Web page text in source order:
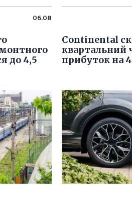
06.08
до 4,5
Continental
квартальний
прибуток на